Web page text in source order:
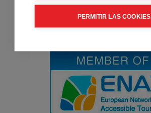
PERMITIR LAS COOKIES